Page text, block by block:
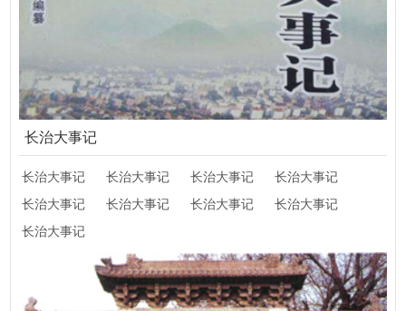
长治大事记
长治大事记
（2019）
长治大事记
（2018）
长治大事记
（2017）
长治大事记
（2016）
长治大事记
（2015）
长治大事记
长治大事记
长治大事记
长治大事记